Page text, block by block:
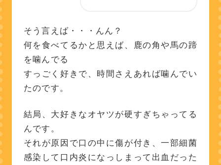
そう言えば・・・んん？
何を食べてるかと思えば、鹿の角や馬の蹄
を噛んでる
すっごく好きで、時間さえあれば噛んでい
たのです。
結局、大好きなオヤツが硬すぎちゃってる
んです。
それが原因で口の中に傷が付き、一部細菌
感染して口内炎になっしまって出血だった